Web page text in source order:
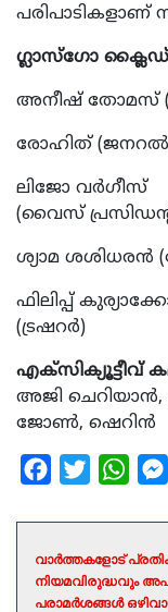
പരിപാടികളാണ്
ഗ്ലാസ്ഗോ
അനീഷ് തോമസ്
രോഹിത് (ജനറൽ
ലിജോ വർഗീസ്
(വൈസ്
ശ്യാമ ശശിധരൻ
ഫിലിപ്പ്
(ട്രഷറർ)
എക്സിക്യൂട്ടീവ്
അജി
ജോൺ, ഷെറിൻ
Facebook
Twitter
വാർത്തകളോട്
നിയമവിരുദ്ധവും
പരാമർശങ്ങൾ